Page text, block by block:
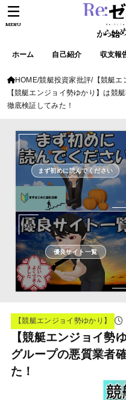
ホーム 自己紹介 収支報
MENU
HOME 競艇投資家批評 【競艇エ
【競艇エンジョイ勢ゆかり】は競
徹底検証してみた！
まず初めに読んでください
優良サイト一覧
【競艇エンジョイ勢ゆかり】
【競艇エンジョイ勢
グループの悪質業者
た！